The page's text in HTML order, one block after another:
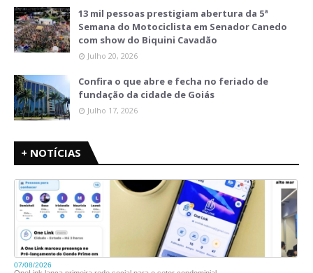
13 mil pessoas prestigiam abertura da 5ª
Semana do Motociclista em Senador Canedo
com show do Biquini Cavadão
Julho 20, 2026
Confira o que abre e fecha no feriado de
fundação da cidade de Goiás
Julho 17, 2026
+ NOTÍCIAS